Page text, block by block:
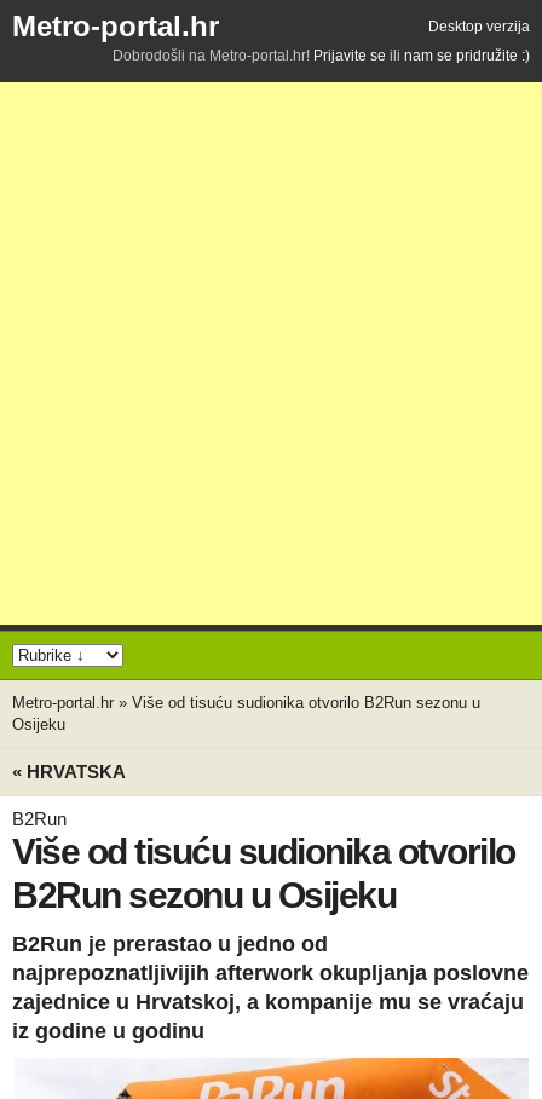
Metro-portal.hr
Desktop verzija
Dobrodošli na Metro-portal.hr! Prijavite se ili nam se pridružite :)
Metro-portal.hr » Više od tisuću sudionika otvorilo B2Run sezonu u
Osijeku
« HRVATSKA
B2Run
Više od tisuću sudionika otvorilo
B2Run sezonu u Osijeku
B2Run je prerastao u jedno od
najprepoznatljivijih afterwork okupljanja poslovne
zajednice u Hrvatskoj, a kompanije mu se vraćaju
iz godine u godinu